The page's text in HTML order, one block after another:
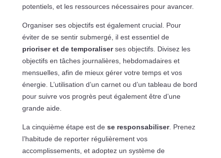
potentiels, et les ressources nécessaires pour avancer.
Organiser ses objectifs est également crucial. Pour
éviter de se sentir submergé, il est essentiel de
prioriser et de temporaliserses objectifs. Divisez les
objectifs en tâches journalières, hebdomadaires et
mensuelles, afin de mieux gérer votre temps et vos
énergie. L’utilisation d’un carnet ou d’un tableau de bord
pour suivre vos progrès peut également être d’une
grande aide.
La cinquième étape est de se responsabiliser. Prenez
l’habitude de reporter régulièrement vos
accomplissements, et adoptez un système de